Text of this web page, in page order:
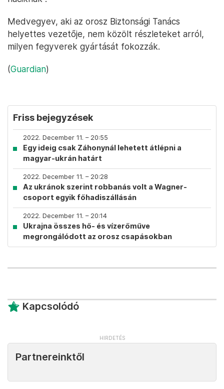
Medvegyev, aki az orosz Biztonsági Tanács
helyettes vezetője, nem közölt részleteket arról,
milyen fegyverek gyártását fokozzák.
(Guardian)
Friss bejegyzések
2022. December 11. – 20:55
Egy ideig csak Záhonynál lehetett átlépni a
magyar-ukrán határt
2022. December 11. – 20:28
Az ukránok szerint robbanás volt a Wagner-
csoport egyik főhadiszállásán
2022. December 11. – 20:14
Ukrajna összes hő- és vízerőműve
megrongálódott az orosz csapásokban
Kapcsolódó
Partnereinktől